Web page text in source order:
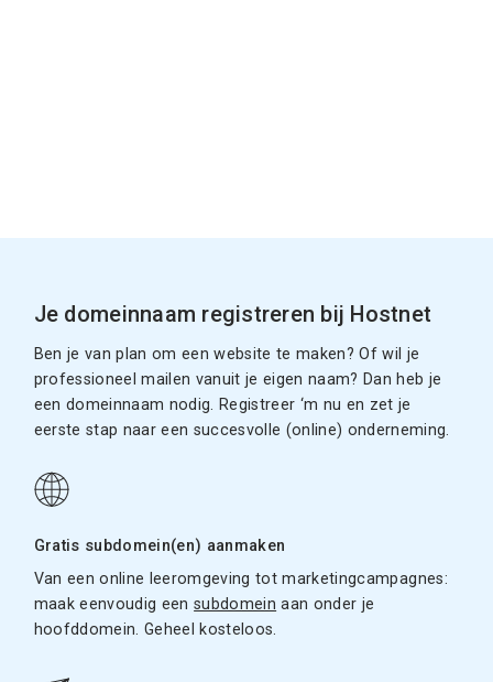
Je domeinnaam registreren bij Hostnet
Ben je van plan om een website te maken? Of wil je
professioneel mailen vanuit je eigen naam? Dan heb je
een domeinnaam nodig. Registreer ‘m nu en zet je
eerste stap naar een succesvolle (online) onderneming.
Gratis subdomein(en) aanmaken
Van een online leeromgeving tot marketingcampagnes:
maak eenvoudig eensubdomein aan onder je
hoofddomein. Geheel kosteloos.